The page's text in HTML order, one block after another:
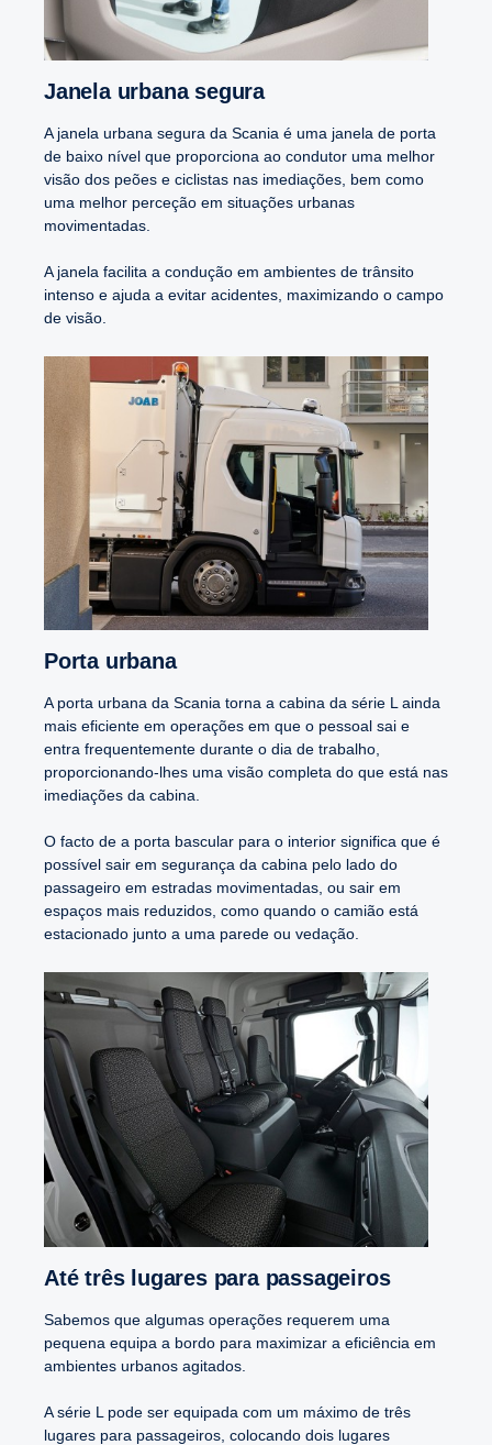
Janela urbana segura
A janela urbana segura da Scania é uma janela de porta
de baixo nível que proporciona ao condutor uma melhor
visão dos peões e ciclistas nas imediações, bem como
uma melhor perceção em situações urbanas
movimentadas.
A janela facilita a condução em ambientes de trânsito
intenso e ajuda a evitar acidentes, maximizando o campo
de visão.
Porta urbana
A porta urbana da Scania torna a cabina da série L ainda
mais eficiente em operações em que o pessoal sai e
entra frequentemente durante o dia de trabalho,
proporcionando-lhes uma visão completa do que está nas
imediações da cabina.
O facto de a porta bascular para o interior significa que é
possível sair em segurança da cabina pelo lado do
passageiro em estradas movimentadas, ou sair em
espaços mais reduzidos, como quando o camião está
estacionado junto a uma parede ou vedação.
Até três lugares para passa­geiros
Sabemos que algumas operações requerem uma
pequena equipa a bordo para maximizar a eficiência em
ambientes urbanos agitados.
A série L pode ser equipada com um máximo de três
lugares para passageiros, colocando dois lugares